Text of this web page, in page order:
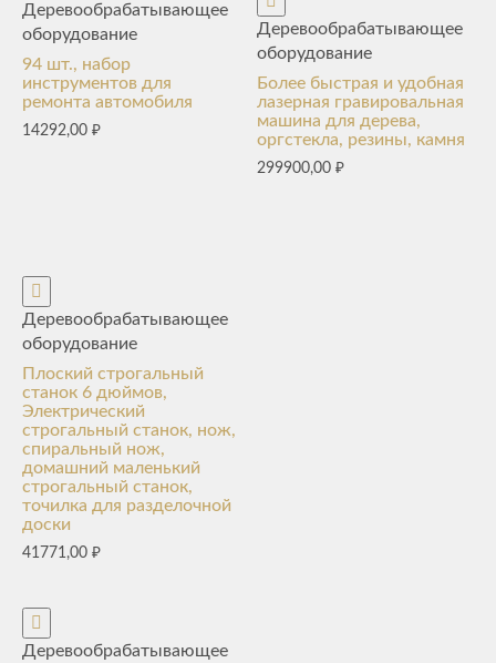
Деревообрабатывающее
оборудование
94 шт., набор
инструментов для
ремонта автомобиля
14292,00 ₽
Деревообрабатывающее
оборудование
Более быстрая и удобная
лазерная гравировальная
машина для дерева,
оргстекла, резины, камня
299900,00₽
Деревообрабатывающее
оборудование
Плоский строгальный
станок 6 дюймов,
Электрический
строгальный станок, нож,
спиральный нож,
домашний маленький
строгальный станок,
точилка для разделочной
доски
41771,00 ₽
Деревообрабатывающее